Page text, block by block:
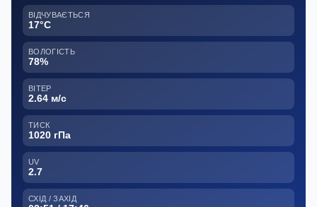
ВІДЧУВАЄТЬСЯ
17°C
ВОЛОГІСТЬ
78%
ВІТЕР
2.64 м/с
ТИСК
1020 гПа
UV
2.7
СХІД / ЗАХІД